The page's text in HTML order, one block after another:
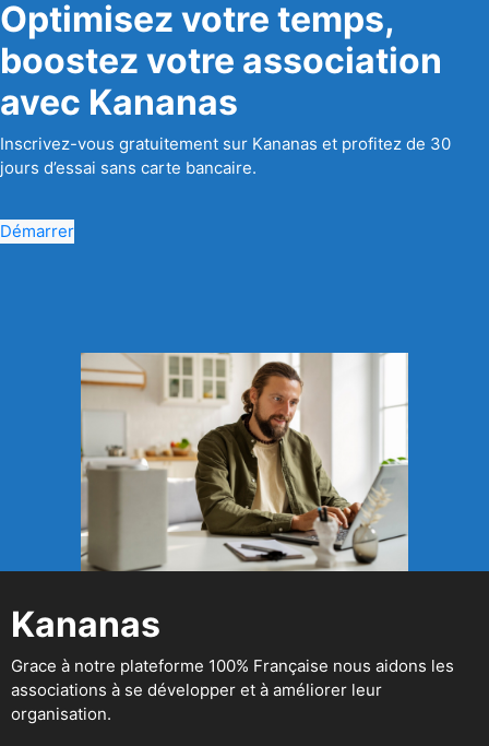
Optimisez votre temps,
boostez votre association
avec Kananas
Inscrivez-vous gratuitement sur Kananas et profitez de 30
jours d’essai sans carte bancaire.
Démarrer
Kananas
Grace à notre plateforme 100% Française nous aidons les
associations à se développer et à améliorer leur
organisation.